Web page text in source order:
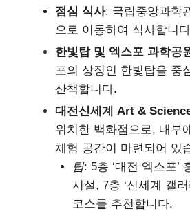
점심 식사: 국립중앙과학
으로 이동하여 식사합니
한빛탑 및 엑스포 과학공
포의 상징인 한빛탑을 중
산책합니다.
대전신세계 Art &
위치한 백화점으로, 내부
체험 공간이 마련되어 있
팁: 5층 ‘대전 엑스포’
시설, 7층 ‘신세계 갤
코스를 추천합니다.